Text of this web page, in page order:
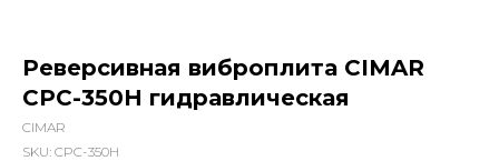
Реверсивная виброплита CIMAR
CPC-350H гидравлическая
CIMAR
SKU: CPC-350H